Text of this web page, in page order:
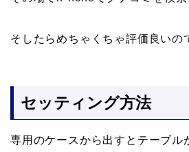
そしたらめちゃくちゃ評価良いの
セッティング方法
専用のケースから出すとテーブル